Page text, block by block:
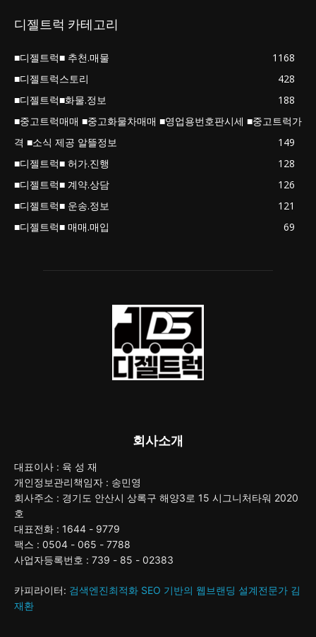
디젤트럭 카테고리
■디젤트럭■ 추천.매물
1168
■디젤트럭스토리
428
■디젤트럭■화물.정보
188
■중고트럭매매 ■중고화물차매매 ■영업용번호판시세 ■중고트럭가
격 ■소식 제공 알뜰정보
149
■디젤트럭■ 허가.진행
128
■디젤트럭■ 계약.상담
126
■디젤트럭■ 운송.정보
121
■디젤트럭■ 매매.매입
69
회사소개
대표이사 : 육 성 재
개인정보관리책임자 : 송민영
회사주소 : 경기도 안산시 상록구 해양3로 15 시그니처타워 2020
호
대표전화 : 1644 - 9779
팩스 : 0504 - 065 - 7788
사업자등록번호 : 739 - 85 - 02383
카피라이터: 검색엔진최적화 SEO 기반의 웹브랜딩 설계전문가 김
재환